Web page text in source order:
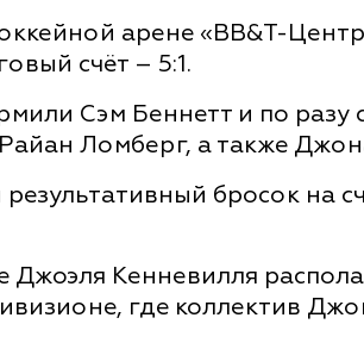
арене «BB&T-
счёт – 5:1.
Сэм Беннетт и по разу
Ломберг, а также
бросок на
Кенневилля
где коллектив